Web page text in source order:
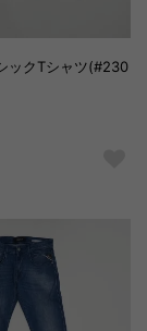
ックTシャツ(#230